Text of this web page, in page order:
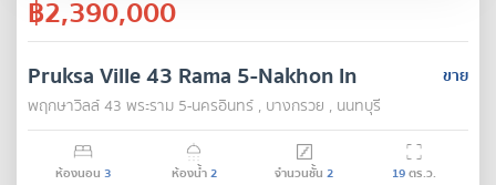
฿2,390,000
ขาย
Pruksa Ville 43 Rama 5-Nakhon In
พฤกษาวิลล์ 43 พระราม 5-นครอินทร์ , บางกรวย , นนทบุรี
ห้องนอน 3 ห้องน้ำ2 จำนวนชั้น 2 19ตร.ว.